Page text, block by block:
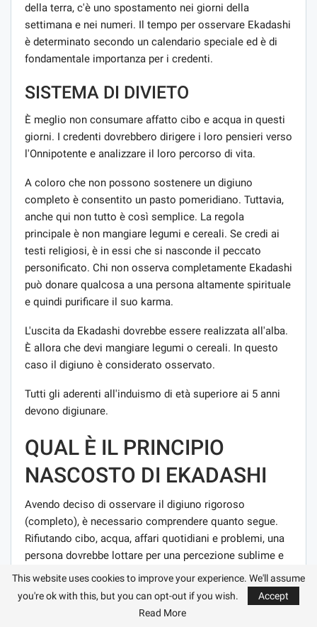
della terra, c'è uno spostamento nei giorni della
settimana e nei numeri. Il tempo per osservare Ekadashi
è determinato secondo un calendario speciale ed è di
fondamentale importanza per i credenti.
SISTEMA DI DIVIETO
È meglio non consumare affatto cibo e acqua in questi
giorni. I credenti dovrebbero dirigere i loro pensieri verso
l'Onnipotente e analizzare il loro percorso di vita.
A coloro che non possono sostenere un digiuno
completo è consentito un pasto pomeridiano. Tuttavia,
anche qui non tutto è così semplice. La regola
principale è non mangiare legumi e cereali. Se credi ai
testi religiosi, è in essi che si nasconde il peccato
personificato. Chi non osserva completamente Ekadashi
può donare qualcosa a una persona altamente spirituale
e quindi purificare il suo karma.
L'uscita da Ekadashi dovrebbe essere realizzata all'alba.
È allora che devi mangiare legumi o cereali. In questo
caso il digiuno è considerato osservato.
Tutti gli aderenti all'induismo di età superiore ai 5 anni
devono digiunare.
QUAL È IL PRINCIPIO
NASCOSTO DI EKADASHI
Avendo deciso di osservare il digiuno rigoroso
(completo), è necessario comprendere quanto segue.
Rifiutando cibo, acqua, affari quotidiani e problemi, una
persona dovrebbe lottare per una percezione sublime e
profonda del mondo sottile. Lo scopo del digiuno
rigoroso non è sopportare il rifiuto del sonno, del cibo o
dei desideri fisici. L'essenza di Ekadashi è l'auto-
This website uses cookies to improve your experience. We'll assume
you're ok with this, but you can opt-out if you wish.
Accept
Read More